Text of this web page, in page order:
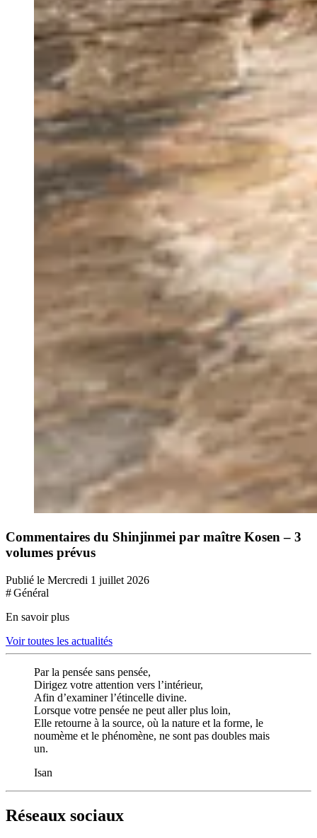
Commentaires du Shinjinmei par maître Kosen – 3
volumes prévus
Publié le Mercredi 1 juillet 2026
# Général
En savoir plus
Voir toutes les actualités
Par la pensée sans pensée,
Dirigez votre attention vers l’intérieur,
Afin d’examiner l’étincelle divine.
Lorsque votre pensée ne peut aller plus loin,
Elle retourne à la source, où la nature et la forme, le
noumème et le phénomène, ne sont pas doubles mais
un.
Isan
Réseaux sociaux